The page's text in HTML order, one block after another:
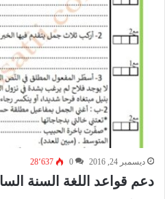
ديسمبر 24, 2016 0 28٬637
دعم قواعد اللغة السنة